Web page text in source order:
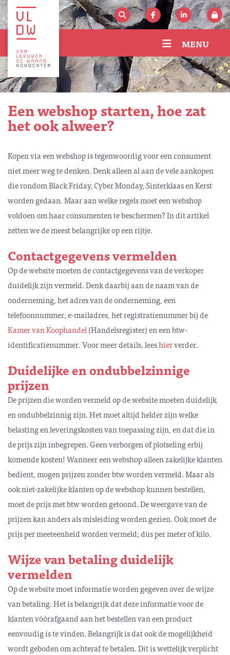
MENU
Een webshop starten, hoe zat
het ook alweer?
Kopen via een webshop is tegenwoordig voor een consument
niet meer weg te denken. Denk alleen al aan de vele aankopen
die rondom Black Friday, Cyber Monday, Sinterklaas en Kerst
worden gedaan. Maar aan welke regels moet een webshop
voldoen om haar consumenten te beschermen? In dit artikel
zetten we de meest belangrijke op een rijtje.
Contactgegevens vermelden
Op de website moeten de contactgegevens van de verkoper
duidelijk zijn vermeld. Denk daarbij aan de naam van de
onderneming, het adres van de onderneming, een
telefoonnummer, e-mailadres, het registratienummer bij de
Kamer van Koophandel(Handelsregister) en een btw-
identificatienummer. Voor meer details, leeshierverder.
Duidelijke en ondubbelzinnige
prijzen
De prijzen die worden vermeld op de website moeten duidelijk
en ondubbelzinnig zijn. Het moet altijd helder zijn welke
belasting en leveringskosten van toepassing zijn, en dat die in
de prijs zijn inbegrepen. Geen verborgen of plotseling erbij
komende kosten! Wanneer een webshop alleen zakelijke klanten
bedient, mogen prijzen zonder btw worden vermeld. Maar als
ook niet-zakelijke klanten op de webshop kunnen bestellen,
moet de prijs met btw worden getoond. De weergave van de
prijzen kan anders als misleiding worden gezien. Ook moet de
prijs per meeteenheid worden vermeld; dus per meter of kilo.
Wijze van betaling duidelijk
vermelden
Op de website moet informatie worden gegeven over de wijze
van betaling. Het is belangrijk dat deze informatie voor de
klanten vóórafgaand aan het bestellen van een product
eenvoudig is te vinden. Belangrijk is dat ook de mogelijkheid
wordt geboden om achteraf te betalen. Dit is wettelijk verplicht